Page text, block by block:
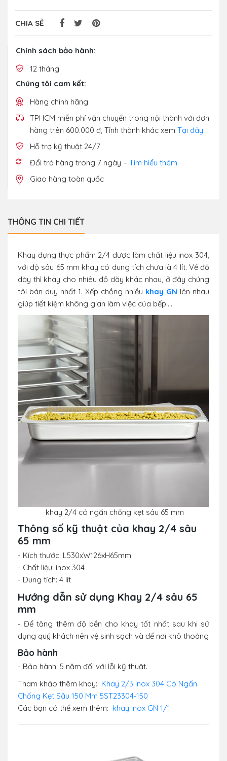
CHIA SẺ
Chính sách bảo hành:
12 tháng
Chúng tôi cam kết:
Hàng chính hãng
TPHCM miễn phí vận chuyển trong nội thành với đơn
hàng trên 600.000 đ, Tỉnh thành khác xem Tại đây
Hỗ trợ kỹ thuật 24/7
Đổi trả hàng trong 7 ngày – Tìm hiểu thêm
Giao hàng toàn quốc
THÔNG TIN CHI TIẾT
Khay đựng thực phẩm 2/4 được làm chất liệu inox 304,
với độ sâu 65 mm khay có dung tích chưa là 4 lít. Về độ
dày thì khay cho nhiêu đồ dày khác nhau, ở đây chúng
tôi bán duy nhất 1. Xếp chồng nhiều khay GN lên nhau
giúp tiết kiệm không gian làm việc của bếp....
khay 2/4 có ngấn chống kẹt sâu 65 mm
Thông số kỹ thuật của khay 2/4 sâu
65 mm
- Kích thước: L530xW126xH65mm
- Chất liệu: inox 304
- Dung tích: 4 lít
Hướng dẫn sử dụng Khay 2/4 sâu 65
mm
- Để tăng thêm độ bền cho khay tốt nhất sau khi sử
dụng quý khách nên vệ sinh sạch và để nơi khô thoáng
Bảo hành
- Bảo hành: 5 năm đối với lỗi kỹ thuật.
Tham khảo thêm khay: Khay 2/3 Inox 304 Có Ngấn
Chống Kẹt Sâu 150 Mm 5ST23304-150
Các bạn có thể xem thêm: khay inox GN 1/1